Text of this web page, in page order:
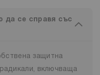
да се справя със
защитна
включваща